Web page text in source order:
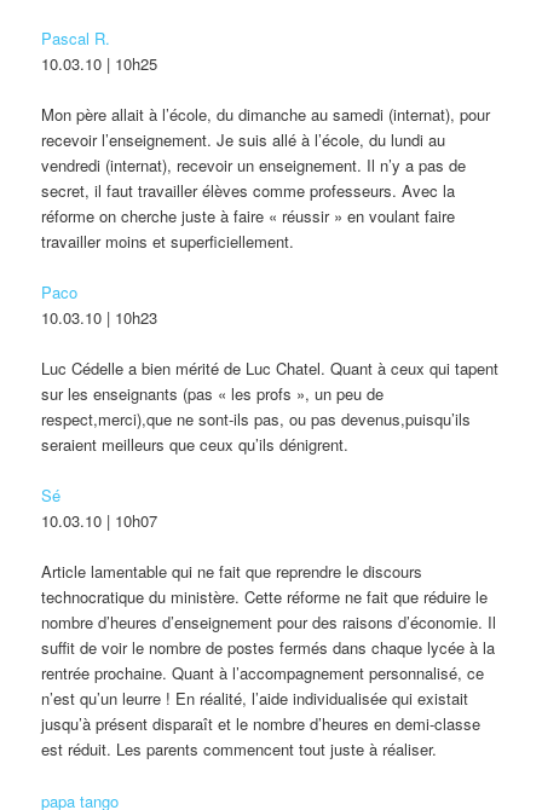
Pascal R.
10.03.10 | 10h25
Mon père allait à l’école, du dimanche au samedi (internat), pour
recevoir l’enseignement. Je suis allé à l’école, du lundi au
vendredi (internat), recevoir un enseignement. Il n’y a pas de
secret, il faut travailler élèves comme professeurs. Avec la
réforme on cherche juste à faire « réussir » en voulant faire
travailler moins et superficiellement.
Paco
10.03.10 | 10h23
Luc Cédelle a bien mérité de Luc Chatel. Quant à ceux qui tapent
sur les enseignants (pas « les profs », un peu de
respect,merci),que ne sont-ils pas, ou pas devenus,puisqu’ils
seraient meilleurs que ceux qu’ils dénigrent.
Sé
10.03.10 | 10h07
Article lamentable qui ne fait que reprendre le discours
technocratique du ministère. Cette réforme ne fait que réduire le
nombre d’heures d’enseignement pour des raisons d’économie. Il
suffit de voir le nombre de postes fermés dans chaque lycée à la
rentrée prochaine. Quant à l’accompagnement personnalisé, ce
n’est qu’un leurre ! En réalité, l’aide individualisée qui existait
jusqu’à présent disparaît et le nombre d’heures en demi-classe
est réduit. Les parents commencent tout juste à réaliser.
papa tango